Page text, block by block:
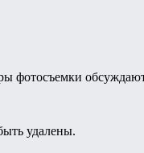
фотосъемки
удалены.